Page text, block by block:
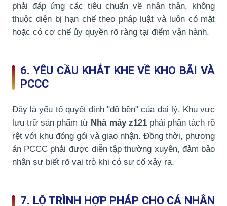
phải đáp ứng các tiêu chuẩn về nhân thân, không
thuộc diện bị hạn chế theo pháp luật và luôn có mặt
hoặc có cơ chế ủy quyền rõ ràng tại điểm vận hành.
6. YÊU CẦU KHẮT KHE VỀ KHO BÃI VÀ
PCCC
Đây là yếu tố quyết định "độ bền" của đại lý. Khu vực
lưu trữ sản phẩm từ Nhà máy z121phải phân tách rõ
rệt với khu đóng gói và giao nhận. Đồng thời, phương
án PCCC phải được diễn tập thường xuyên, đảm bảo
nhân sự biết rõ vai trò khi có sự cố xảy ra.
7. LỘ TRÌNH HỢP PHÁP CHO CÁ NHÂN